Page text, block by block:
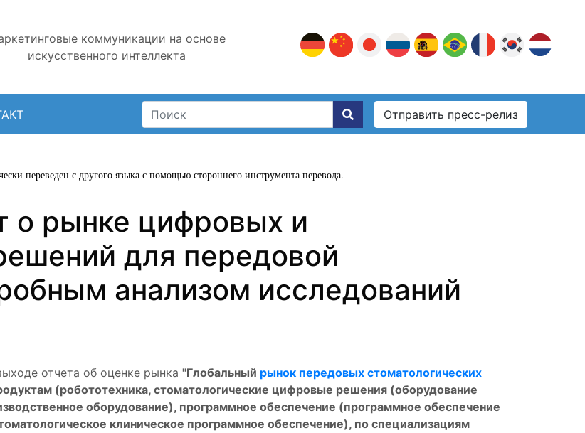
коммуникации на основе
искусственного интеллекта
Отправить пресс-релиз
переведен с другого языка с помощью стороннего инструмента перевода.
о рынке цифровых и
для передовой
анализом исследований
отчета об оценке рынка "Глобальный рынок передовых стоматологических
(робототехника, стоматологические цифровые решения (оборудование
оборудование), программное обеспечение (программное обеспечение
клиническое программное обеспечение), по специализациям